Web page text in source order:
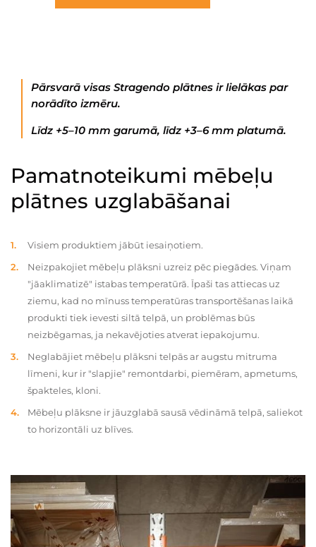
Pārsvarā visas Stragendo plātnes ir lielākas par
norādīto izmēru.
Līdz +5–10 mm garumā, līdz +3–6 mm platumā.
Pamatnoteikumi mēbeļu
plātnes uzglabāšanai
Visiem produktiem jābūt iesaiņotiem.
Neizpakojiet mēbeļu plāksni uzreiz pēc piegādes. Viņam
"jāaklimatizē" istabas temperatūrā. Īpaši tas attiecas uz
ziemu, kad no mīnuss temperatūras transportēšanas laikā
produkti tiek ievesti siltā telpā, un problēmas būs
neizbēgamas, ja nekavējoties atverat iepakojumu.
Neglabājiet mēbeļu plāksni telpās ar augstu mitruma
līmeni, kur ir "slapjie" remontdarbi, piemēram, apmetums,
špakteles, kloni.
Mēbeļu plāksne ir jāuzglabā sausā vēdināmā telpā, saliekot
to horizontāli uz blīves.